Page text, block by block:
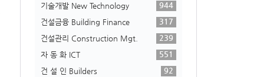
기술개발 New Technology
944
건설금융 Building Finance
317
건설관리 Construction Mgt.
239
자 동 화 ICT
551
건 설 인 Builders
92